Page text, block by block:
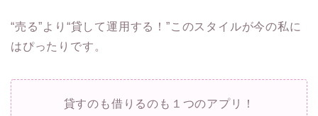
“売る”より“貸して運用する！”このスタイルが今の私に
はぴったりです。
貸すのも借りるのも１つのアプリ！